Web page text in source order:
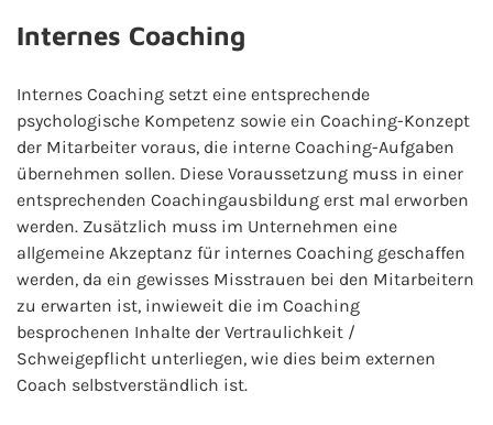
Internes Coaching
Internes Coaching setzt eine entsprechende
psychologische Kompetenz sowie ein Coaching-Konzept
der Mitarbeiter voraus, die interne Coaching-Aufgaben
übernehmen sollen. Diese Voraussetzung muss in einer
entsprechenden Coachingausbildung erst mal erworben
werden. Zusätzlich muss im Unternehmen eine
allgemeine Akzeptanz für internes Coaching geschaffen
werden, da ein gewisses Misstrauen bei den Mitarbeitern
zu erwarten ist, inwieweit die im Coaching
besprochenen Inhalte der Vertraulichkeit /
Schweigepflicht unterliegen, wie dies beim externen
Coach selbstverständlich ist.